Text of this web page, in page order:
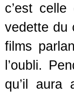
c’est
vedette du
films
l’oubli.
qu’il